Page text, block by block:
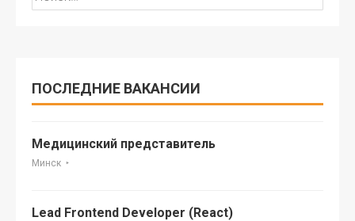
ПОСЛЕДНИЕ ВАКАНСИИ
Медицинский представитель
Минск
Lead Frontend Developer (React)